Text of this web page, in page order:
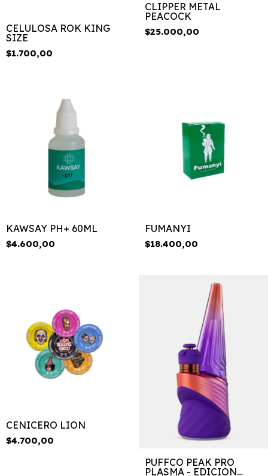
CELULOSA ROK KING
SIZE
$1.700,00
CLIPPER METAL
PEACOCK
$25.000,00
KAWSAY PH+ 60ML
$4.600,00
FUMANYI
$18.400,00
CENICERO LION
$4.700,00
PUFFCO PEAK PRO
PLASMA - EDICION